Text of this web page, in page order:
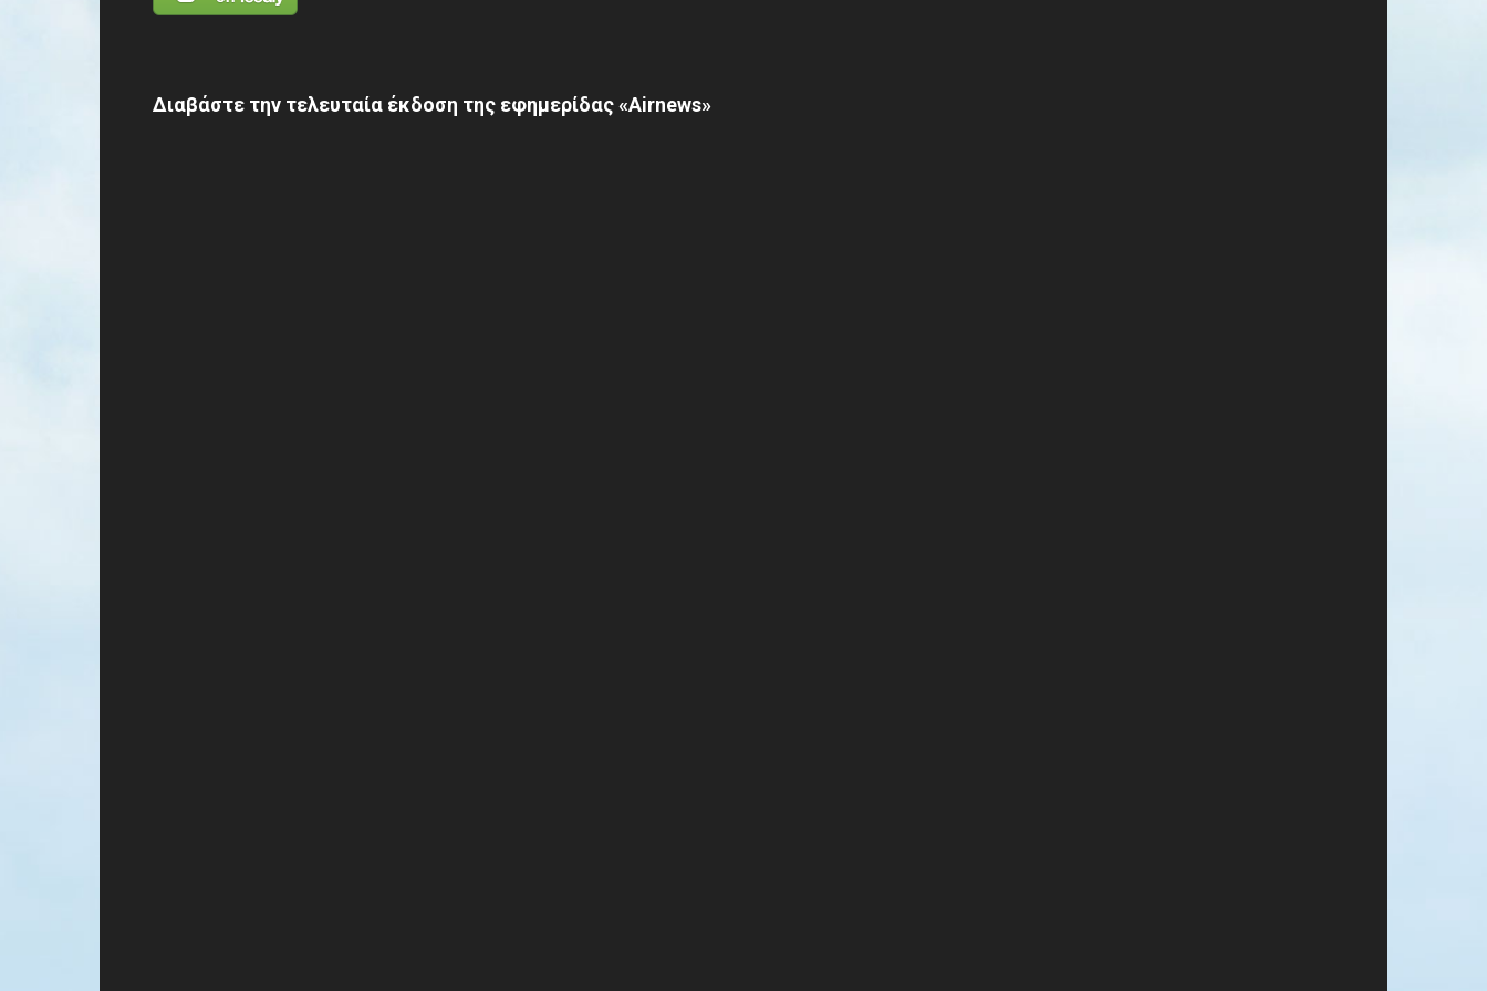
Διαβάστε την τελευταία έκδοση της εφημερίδας «Airnews»